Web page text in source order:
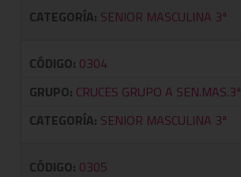
CATEGORÍA: SENIOR MASCULINA 3ª
CÓDIGO: 0304
GRUPO: CRUCES GRUPO A SEN.MAS.3ª
CATEGORÍA: SENIOR MASCULINA 3ª
CÓDIGO: 0305